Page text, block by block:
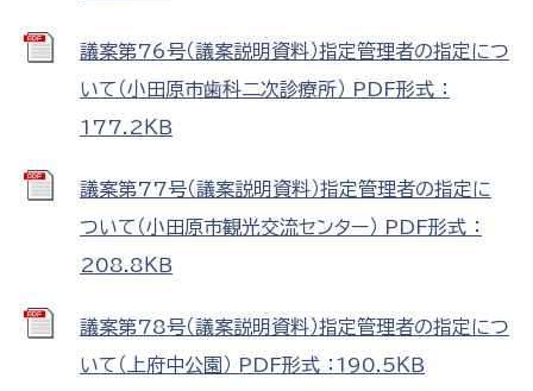
議案第76号（議案説明資料）指定管理者の指定につ
いて（小田原市歯科二次診療所） PDF形式 ：
177.2ＫＢ
議案第77号（議案説明資料）指定管理者の指定に
ついて（小田原市観光交流センター） PDF形式 ：
208.8ＫＢ
議案第78号（議案説明資料）指定管理者の指定につ
いて（上府中公園） PDF形式 ：190.5ＫＢ